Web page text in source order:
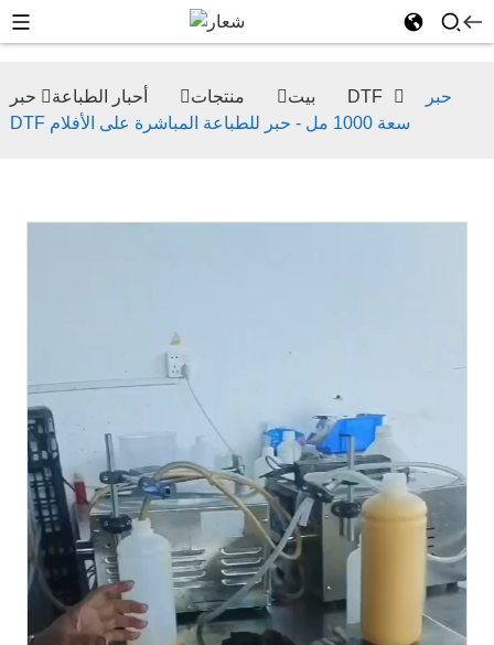
بيت منتجات أحبار الطباعة حبر DTF
حبر
DTF سعة 1000 مل - حبر للطباعة المباشرة على الأفلام